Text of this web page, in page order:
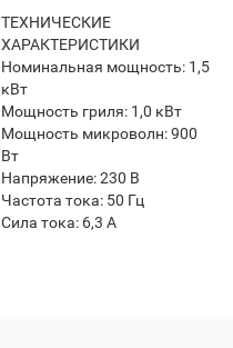
ТЕХНИЧЕСКИЕ
ХАРАКТЕРИСТИКИ
Номинальная мощность: 1,5
кВт
Мощность гриля: 1,0 кВт
Мощность микроволн: 900
Вт
Напряжение: 230 В
Частота тока: 50 Гц
Сила тока: 6,3 А